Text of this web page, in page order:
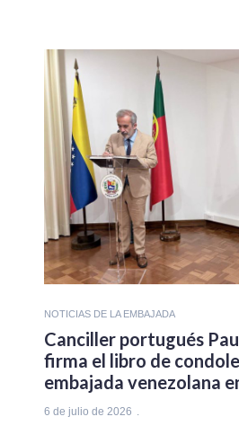
NOTICIAS DE LA EMBAJADA
Canciller portugués
firma el libro de
embajada venezolana
6 de julio de 2026